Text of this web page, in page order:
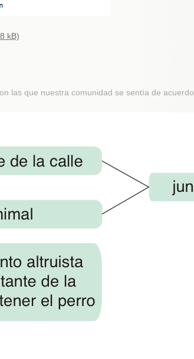
kB)
las que nuestra comunidad se sentía de acuerdo.